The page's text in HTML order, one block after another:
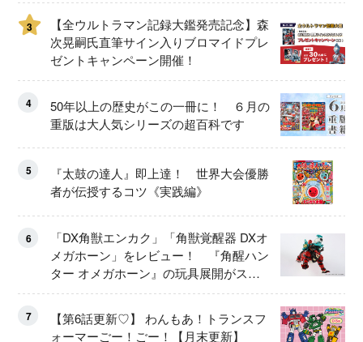
3
【全ウルトラマン記録大鑑発売記念】森
次晃嗣氏直筆サイン入りブロマイドプレ
ゼントキャンペーン開催！
4
50年以上の歴史がこの一冊に！ ６月の
重版は大人気シリーズの超百科です
5
『太鼓の達人』即上達！ 世界大会優勝
者が伝授するコツ《実践編》
6
「DX角獣エンカク」「角獣覚醒器 DXオ
メガホーン」をレビュー！ 『角醒ハン
ター オメガホーン』の玩具展開がスタ
ート！
7
【第6話更新♡】 わんもあ！トランスフ
ォーマーごー！ごー！【月末更新】